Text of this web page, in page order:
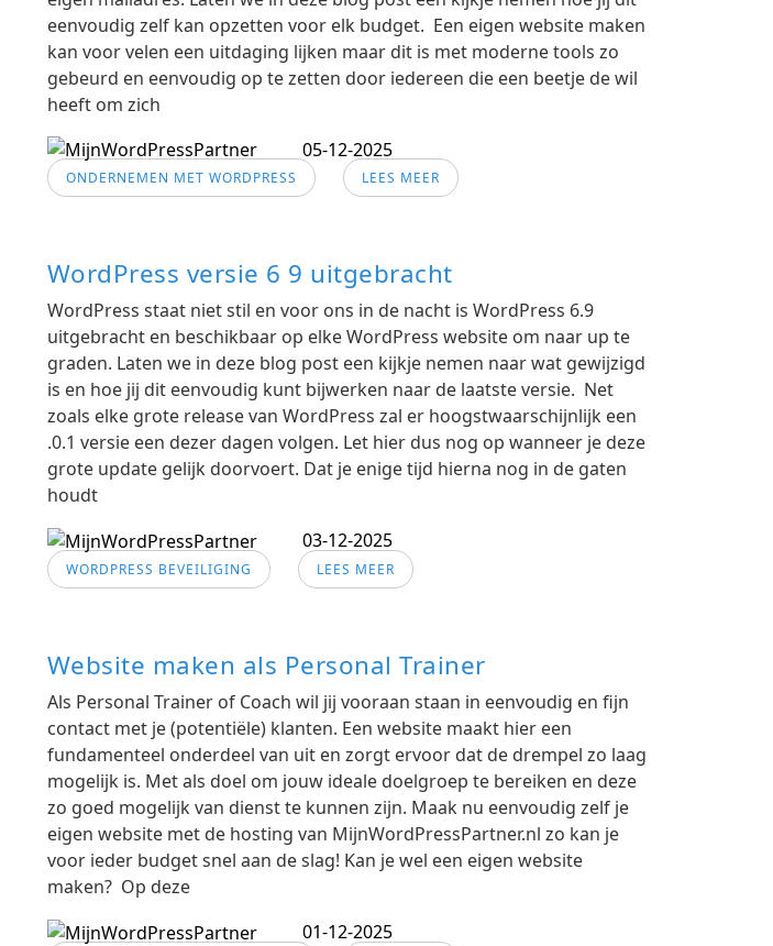
eenvoudig zelf kan opzetten voor elk budget. Een eigen website maken
kan voor velen een uitdaging lijken maar dit is met moderne tools zo
gebeurd en eenvoudig op te zetten door iedereen die een beetje de wil
heeft om zich
05-12-2025
ONDERNEMEN MET WORDPRESS LEES MEER
WordPress versie 6 9 uitgebracht
WordPress staat niet stil en voor ons in de nacht is WordPress 6.9
uitgebracht en beschikbaar op elke WordPress website om naar up te
graden. Laten we in deze blog post een kijkje nemen naar wat gewijzigd
is en hoe jij dit eenvoudig kunt bijwerken naar de laatste versie. Net
zoals elke grote release van WordPress zal er hoogstwaarschijnlijk een
.0.1 versie een dezer dagen volgen. Let hier dus nog op wanneer je deze
grote update gelijk doorvoert. Dat je enige tijd hierna nog in de gaten
houdt
03-12-2025
WORDPRESS BEVEILIGING LEES MEER
Website maken als Personal Trainer
Als Personal Trainer of Coach wil jij vooraan staan in eenvoudig en fijn
contact met je (potentiële) klanten. Een website maakt hier een
fundamenteel onderdeel van uit en zorgt ervoor dat de drempel zo laag
mogelijk is. Met als doel om jouw ideale doelgroep te bereiken en deze
zo goed mogelijk van dienst te kunnen zijn. Maak nu eenvoudig zelf je
eigen website met de hosting van MijnWordPressPartner.nl zo kan je
voor ieder budget snel aan de slag! Kan je wel een eigen website
maken? Op deze
01-12-2025